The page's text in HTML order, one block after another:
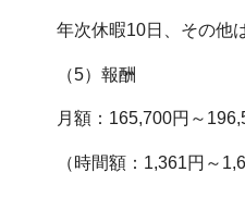
年次休暇10日、その他
（5）報酬
月額：165,700円～
（時間額：1,361円～